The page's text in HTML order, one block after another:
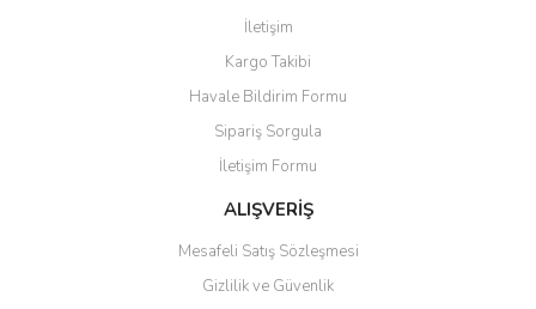
Bu ürüne benzer farklı alternatifler olmalı.
İletişim
Kargo Takibi
Havale Bildirim Formu
Sipariş Sorgula
İletişim Formu
ALIŞVERİŞ
Mesafeli Satış Sözleşmesi
Gizlilik ve Güvenlik